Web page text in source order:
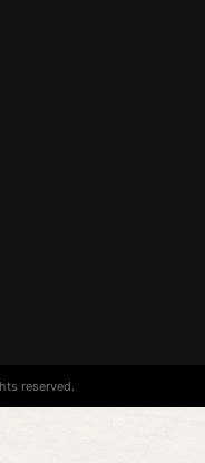
reserved.